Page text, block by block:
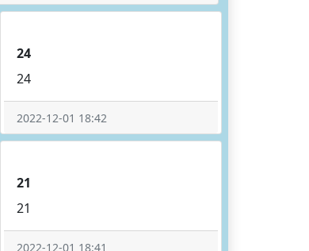
24
24
2022-12-01 18:42
21
21
2022-12-01 18:41